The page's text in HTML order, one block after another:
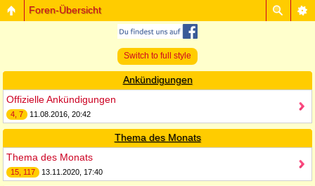
Foren-Übersicht
Switch to full style
Ankündigungen
Offizielle Ankündigungen
4, 7 11.08.2016, 20:42
Thema des Monats
Thema des Monats
15, 117 13.11.2020, 17:40